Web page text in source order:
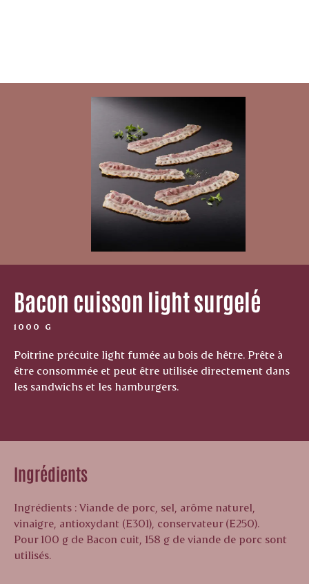
Bacon cuisson light surgelé
1000 G
Poitrine précuite light fumée au bois de hêtre. Prête à
être consommée et peut être utilisée directement dans
les sandwichs et les hamburgers.
Ingrédients
Ingrédients : Viande de porc, sel, arôme naturel,
vinaigre, antioxydant (E301), conservateur (E250).
Pour 100 g de Bacon cuit, 158 g de viande de porc sont
utilisés.